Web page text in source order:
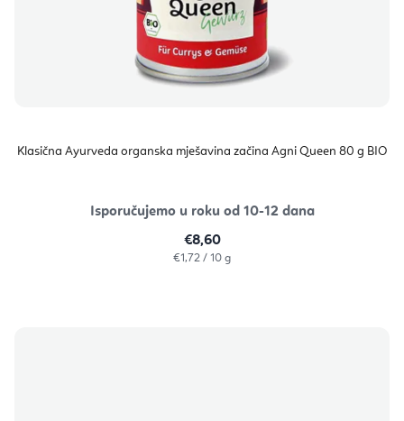
Klasična Ayurveda organska mješavina začina Agni Queen 80 g BIO
Isporučujemo u roku od 10-12 dana
€8,60
Izračunaj
€1,72 / 10 g